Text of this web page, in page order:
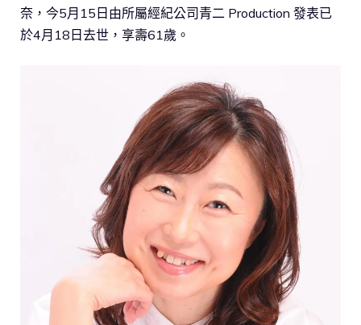
奈，今5月15日由所屬經紀公司青二 Production 發表已
於4月18日去世，享壽61歲。